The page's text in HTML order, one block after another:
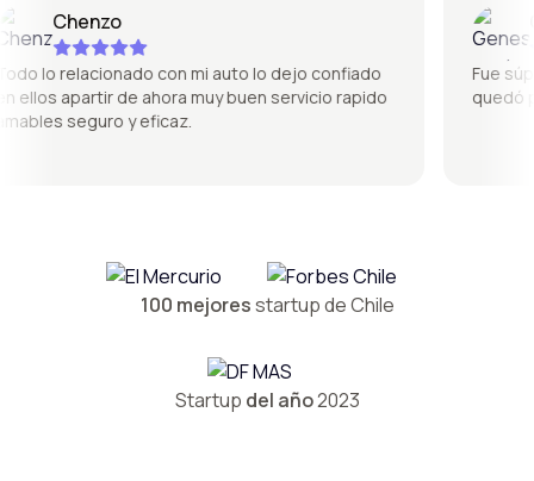
Chenzo
lo relacionado con mi auto lo dejo confiado
apartir de ahora muy buen servicio rapido
seguro y eficaz.
Fue
quedó
100 mejoresstartup de Chile
Startup del año2023